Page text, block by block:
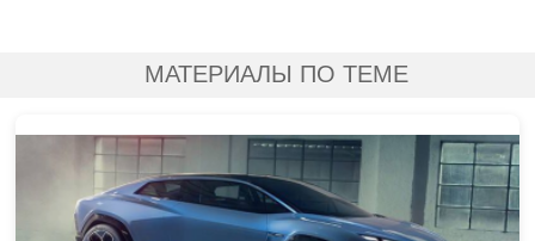
МАТЕРИАЛЫ ПО ТЕМЕ